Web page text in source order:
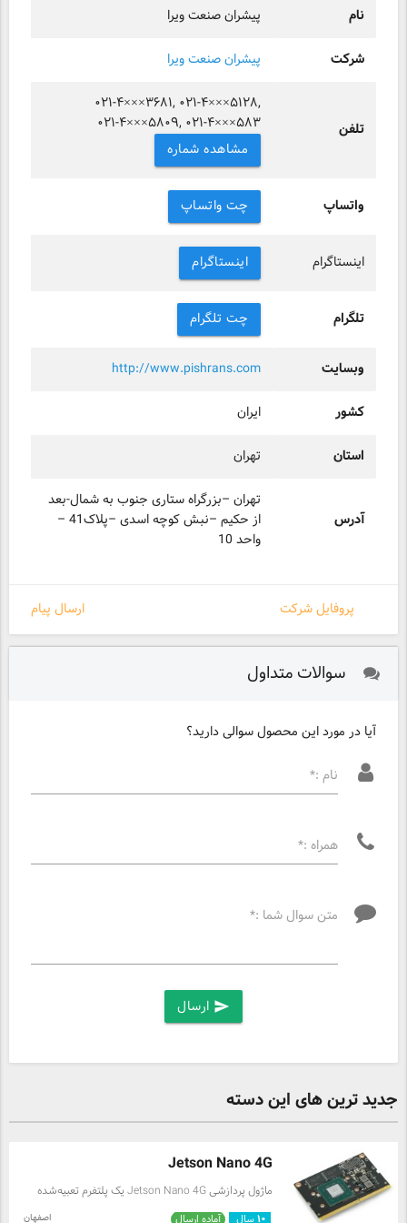
نام پیشران صنعت ویرا
شرکت پیشران صنعت ویرا
تلفن
۰۲۱-۴×××۳۶۸۱, ۰۲۱-۴×××۵۱۲۸,
۰۲۱-۴×××۵۸۰۹, ۰۲۱-۴×××۵۸۳
مشاهده شماره
واتساپ چت واتساپ
اینستاگرام اینستاگرام
تلگرام چت تلگرام
وبسایت http://www.pishrans.com
کشور ایران
استان تهران
آدرس
تهران –بزرگراه ستاری جنوب به شمال-بعد
از حکیم –نبش کوچه اسدی –پلاک41 –
واحد 10
ارسال پیام پروفایل شرکت
سوالات متداول
آیا در مورد این محصول سوالی دارید؟
نام :*
همراه :*
متن سوال شما :*
send
جدید ترین های این دسته
Jetson Nano 4G
ماژول پردازشی Jetson Nano 4G یک پلتفرم تعبیه‌شده
۱۰سال آماده ارسال اصفهان